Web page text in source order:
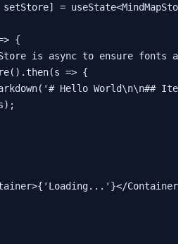
= useState<MindMapStore
{
is async to ensure fonts
=> {
Hello World\n\n## Item
Container>;